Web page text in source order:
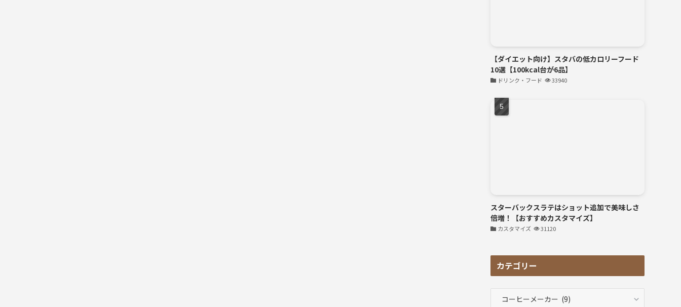
【ダイエット向け】スタバの低カロリーフード
10選【100kcal台が6品】
ドリンク・フード 33940
スターバックスラテはショット追加で美味しさ
倍増！【おすすめカスタマイズ】
カスタマイズ 31120
カテゴリー